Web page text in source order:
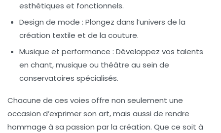
esthétiques et fonctionnels.
Design de mode : Plongez dans l’univers de la
création textile et de la couture.
Musique et performance : Développez vos talents
en chant, musique ou théâtre au sein de
conservatoires spécialisés.
Chacune de ces voies offre non seulement une
occasion d’exprimer son art, mais aussi de rendre
hommage à sa passion par la création. Que ce soit à